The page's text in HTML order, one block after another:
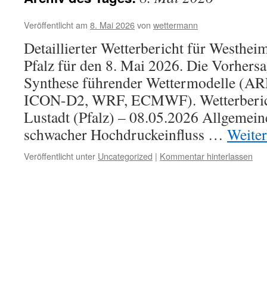
Veröffentlicht am 8. Mai 2026von wettermann
Detaillierter Wetterbericht für
Pfalz für den 8. Mai 2026. Die
Synthese führender Wettermodelle
ICON-D2, WRF, ECMWF).
Lustadt (Pfalz) – 08.05.2026
schwacher Hochdruckeinfluss …
Veröffentlicht unter Uncategorized | Kommentar hinterlassen